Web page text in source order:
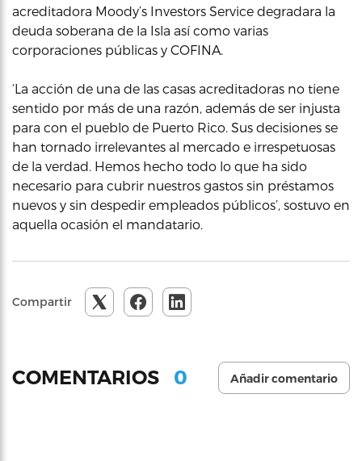
acreditadora Moody’s Investors Service degradara la
deuda soberana de la Isla así como varias
corporaciones públicas y COFINA.
‘La acción de una de las casas acreditadoras no tiene
sentido por más de una razón, además de ser injusta
para con el pueblo de Puerto Rico. Sus decisiones se
han tornado irrelevantes al mercado e irrespetuosas
de la verdad. Hemos hecho todo lo que ha sido
necesario para cubrir nuestros gastos sin préstamos
nuevos y sin despedir empleados públicos’, sostuvo en
aquella ocasión el mandatario.
Compartir
COMENTARIOS 0 Añadir comentario